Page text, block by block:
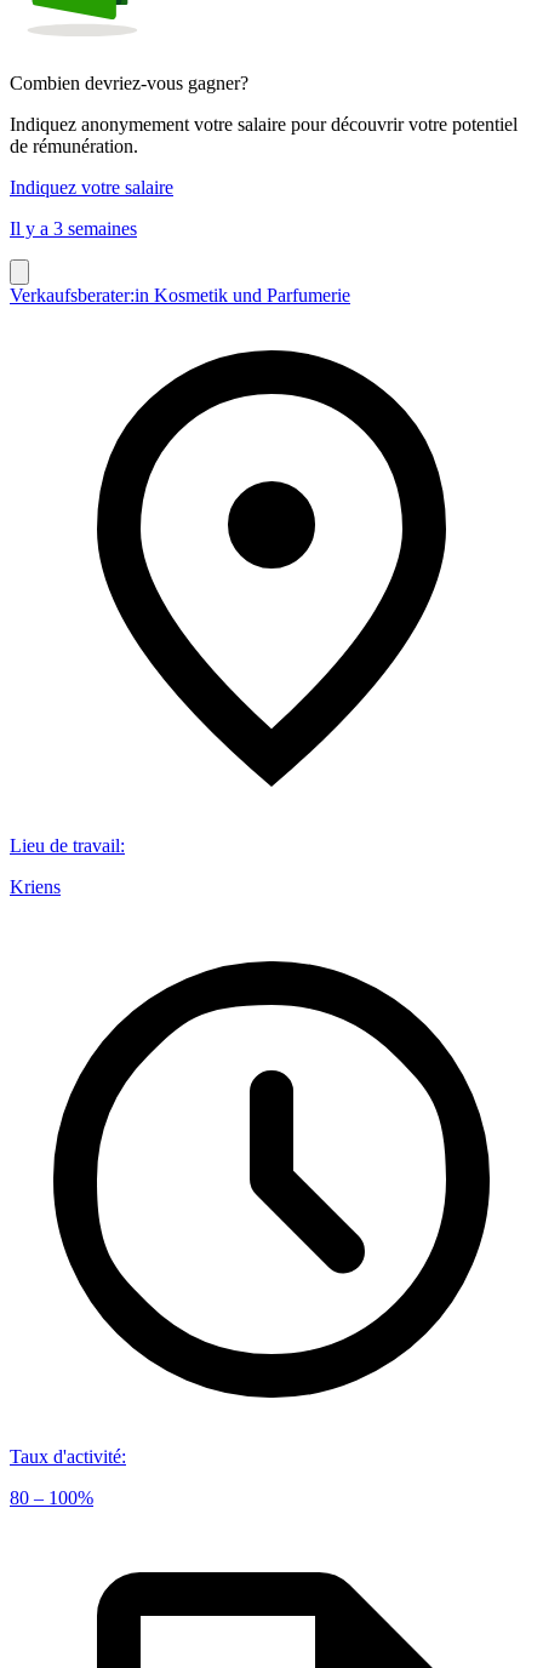
Combien devriez-vous gagner?
Indiquez anonymement votre salaire pour découvrir votre potentiel
de rémunération.
Indiquez votre salaire
Il y a 3 semaines
Verkaufsberater:in Kosmetik und Parfumerie
Lieu de travail:
Kriens
Taux d'activité:
80 – 100%